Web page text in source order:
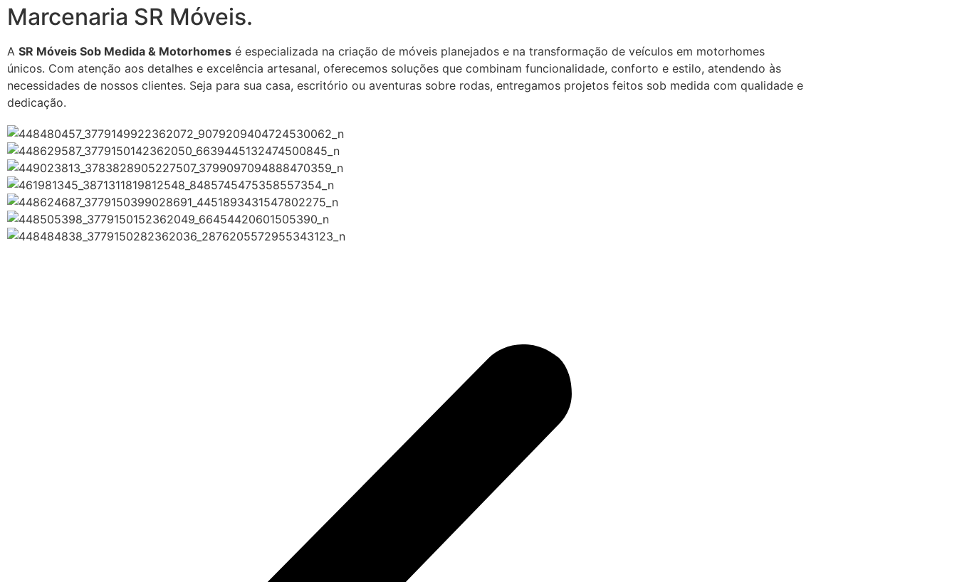
Marcenaria SR Móveis.
A SR Móveis Sob Medida & Motorhomes é especializada na criação de móveis planejados e na transformação de veículos em motorhomes
únicos. Com atenção aos detalhes e excelência artesanal, oferecemos soluções que combinam funcionalidade, conforto e estilo, atendendo às
necessidades de nossos clientes. Seja para sua casa, escritório ou aventuras sobre rodas, entregamos projetos feitos sob medida com qualidade e
dedicação.